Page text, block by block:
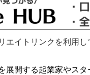
イトリンクを利用し
展開する起業家やス